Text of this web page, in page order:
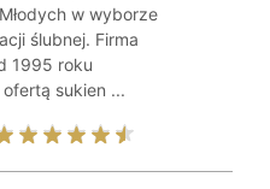
w wyborze
ślubnej. Firma
1995 roku
sukien ...